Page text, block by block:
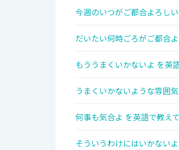
今週のいつがご都合よろし
だいたい何時ごろがご都合
もううまくいかないよ を英
うまくいかないような雰囲
何事も気合よ を英語で教え
そういうわけにはいかない